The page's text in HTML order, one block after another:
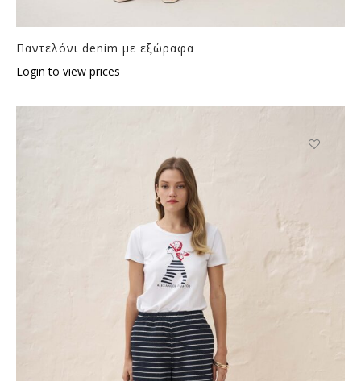
Παντελόνι denim με εξώραφα
Login to view prices